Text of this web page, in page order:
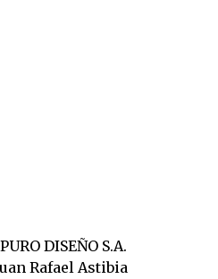
DISEÑO S.A.
Rafael Astibia